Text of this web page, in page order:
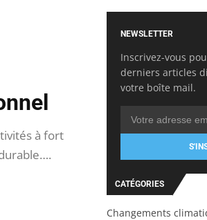
à fort
NEWSLETTER
Inscrivez-vous
derniers articles
votre boîte mail.
CATÉGORIES
Changements